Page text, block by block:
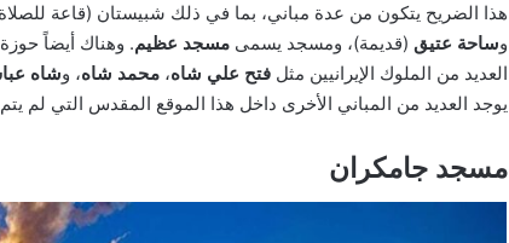
هذا الضريح يتكون من عدة مباني، بما في ذلك شبيستان (قاعة
وساحة عتيق (قديمة)، ومسجد يسمىمسجد عظيم. وهناك أيضاً
العديد من الملوك الإيرانيين مثلفتح علي شاه،محمد شاه، وشاه
يوجد العديد من المباني الأخرى داخل هذا الموقع المقدس التي لم
مسجد جامكران